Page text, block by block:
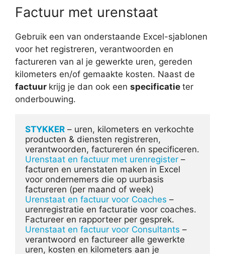
Factuur met urenstaat
Gebruik een van onderstaande Excel-sjablonen
voor het registreren, verantwoorden en
factureren van al je gewerkte uren, gereden
kilometers en/of gemaakte kosten. Naast de
factuur krijg je dan ook een specificatie ter
onderbouwing.
STYKKER – uren, kilometers en verkochte
producten & diensten registreren,
Urenstaat en factuur met urenregister –
facturen en urenstaten maken in Excel
voor ondernemers die op uurbasis
Urenstaat en factuur voor Coaches –
urenregistratie en facturatie voor coaches.
Urenstaat en factuur voor Consultants –
verantwoord en factureer alle gewerkte
uren, kosten en kilometers aan je